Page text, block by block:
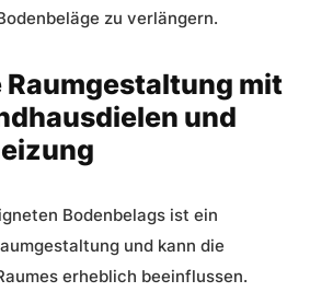
zu verlängern.
Raumgestaltung mit
und
Bodenbelags ist ein
und kann die
erheblich beeinflussen.